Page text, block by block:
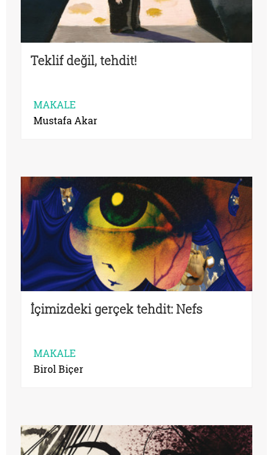
Teklif değil, tehdit!
MAKALE
Mustafa Akar
İçimizdeki gerçek tehdit: Nefs
MAKALE
Birol Biçer